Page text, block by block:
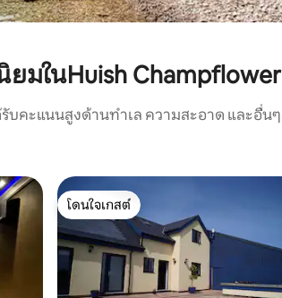
ในHuish Champflower
บคะแนนสูงด้านทำเล ความสะอาด และอื่นๆ
โดนใจเกสต์
โดนใจเกสต์